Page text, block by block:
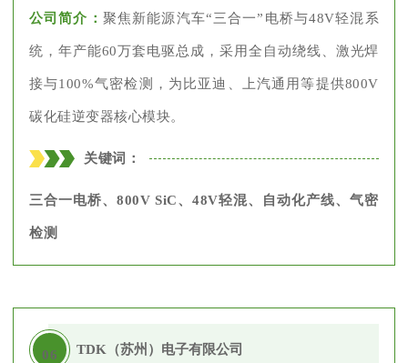
公司简介： 聚焦新能源汽车“三合一”电桥与48V轻混系
统，年产能60万套电驱总成，采用全自动绕线、激光焊
接与100%气密检测，为比亚迪、上汽通用等提供800V
碳化硅逆变器核心模块。
关键词：
三合一电桥、800V SiC、48V轻混、自动化产线、气密
检测
06 TDK（苏州）电子有限公司